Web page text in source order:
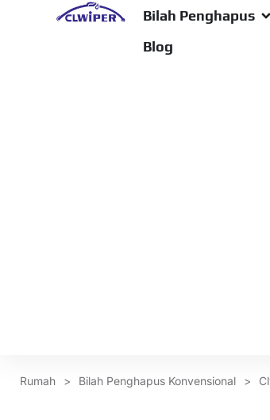
Bilah Penghapus
Blog
Rumah > Bilah Penghapus Konvensional >